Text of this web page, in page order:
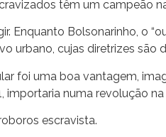
têm um campeão
Enquanto Bolsonarinho, o
urbano, cujas diretrizes são
foi uma boa vantagem,
importaria numa revolução
escravista.